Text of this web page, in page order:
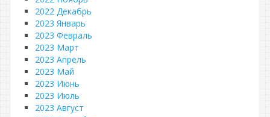
2022 Декабрь
2023 Январь
2023 Февраль
2023 Март
2023 Апрель
2023 Май
2023 Июнь
2023 Июль
2023 Август